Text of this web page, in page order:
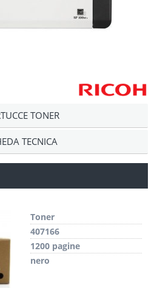
TONER
TECNICA
Toner
407166
1200 pagine
nero